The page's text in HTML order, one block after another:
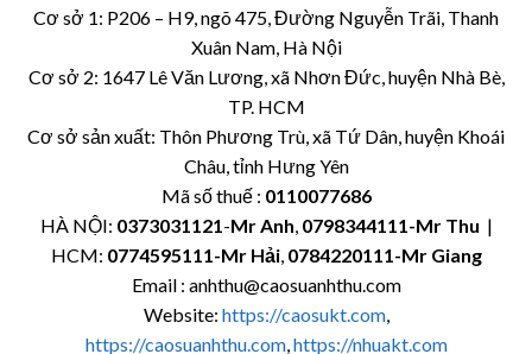
Cơ sở 1: P206 – H9, ngõ 475, Đường Nguyễn Trãi, Thanh
Xuân Nam, Hà Nội
Cơ sở 2: 1647 Lê Văn Lương, xã Nhơn Đức, huyện Nhà Bè,
TP. HCM
Cơ sở sản xuất: Thôn Phương Trù, xã Tứ Dân, huyện Khoái
Châu, tỉnh Hưng Yên
Mã số thuế : 0110077686
HÀ NỘI: 0373031121-Mr Anh, 0798344111-Mr Thu |
HCM: 0774595111-Mr Hải, 0784220111-Mr Giang
Email : anhthu@caosuanhthu.com
Website: https://caosukt.com,
https://caosuanhthu.com,https://nhuakt.com